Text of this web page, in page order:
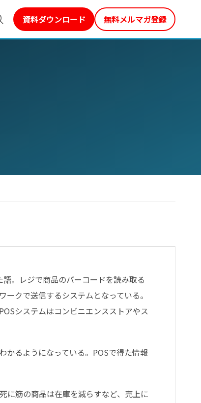
資料ダウンロード 無料メルマガ登録
。レジで商品のバーコードを読み取る
クで送信するシステムとなっている。
システムはコンビニエンスストアやス
かるようになっている。POSで得た情報
に筋の商品は在庫を減らすなど、売上に